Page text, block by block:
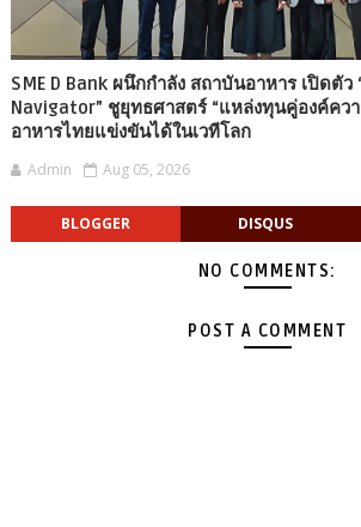
SME D Bank ผนึกกำลัง สถาบันอาหาร เปิดตัว
Navigator” ชูยุทธศาสตร์ “แหล่งทุนคู่องค์คว
อาหารไทยแข่งขันได้ในเวทีโลก
Admin Aug 05, 2026
BLOGGER DISQUS
NO COMMENTS:
POST A COMMENT